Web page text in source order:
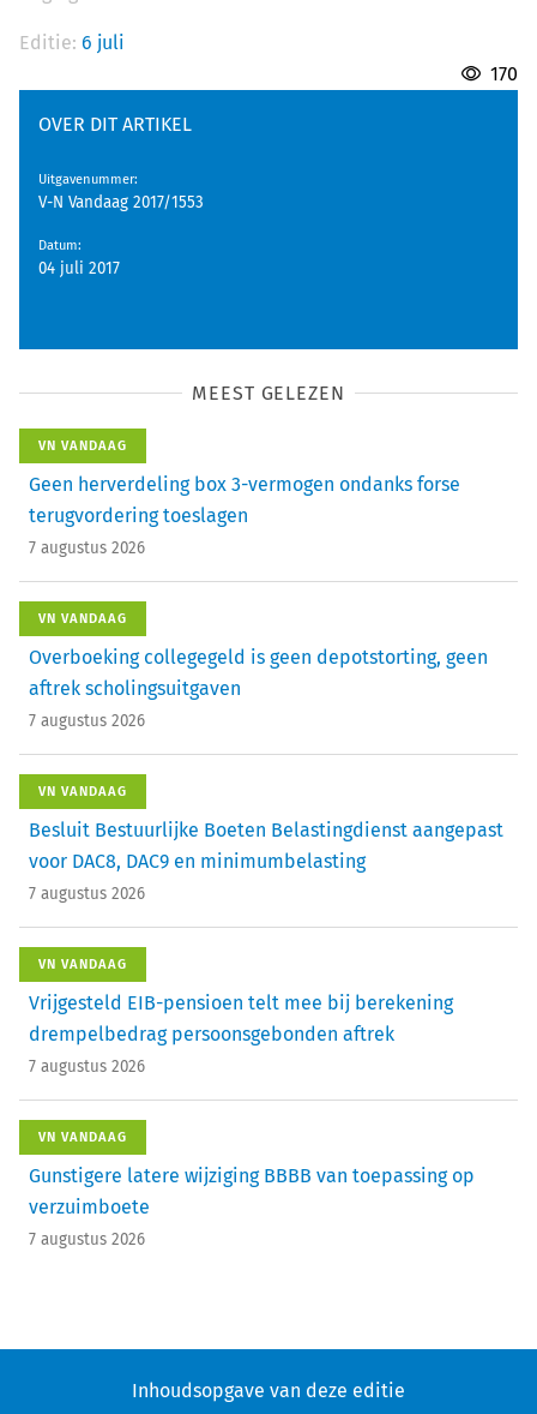
Editie: 6 juli
170
OVER DIT ARTIKEL
Uitgavenummer:
V-N Vandaag 2017/1553
Datum:
04 juli 2017
MEEST GELEZEN
VN VANDAAG
Geen herverdeling box 3-vermogen ondanks forse
terugvordering toeslagen
7 augustus 2026
VN VANDAAG
Overboeking collegegeld is geen depotstorting, geen
aftrek scholingsuitgaven
7 augustus 2026
VN VANDAAG
Besluit Bestuurlijke Boeten Belastingdienst aangepast
voor DAC8, DAC9 en minimumbelasting
7 augustus 2026
VN VANDAAG
Vrijgesteld EIB-pensioen telt mee bij berekening
drempelbedrag persoonsgebonden aftrek
7 augustus 2026
VN VANDAAG
Gunstigere latere wijziging BBBB van toepassing op
verzuimboete
7 augustus 2026
Inhoudsopgave van deze editie